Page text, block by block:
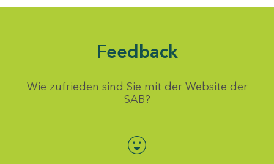
Feedback
Wie zufrieden sind Sie mit der Website der
SAB?
Bewertung auswählen